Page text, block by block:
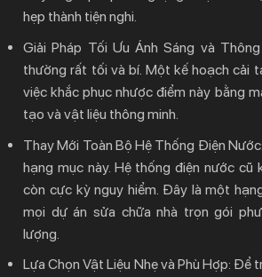
hẹp thành tiện nghi.
Giải Pháp Tối Ưu Ánh Sáng và
thường rất tối và bí. Một kế hoạch cải
việc khắc phục nhược điểm này bằng
tạo và vật liệu thông minh.
Thay Mới Toàn Bộ Hệ Thống Điện Nước:
hạng mục này. Hệ thống điện nước cũ
còn cực kỳ nguy hiểm. Đây là một
mọi dự án sửa chữa nhà trọn gói
lượng.
Lựa Chọn Vật Liệu Nhẹ và Phù Hợp: Để